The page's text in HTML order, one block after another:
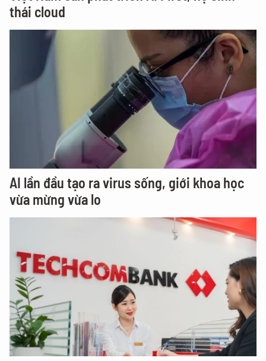
thái cloud
AI lần đầu tạo ra virus sống, giới khoa học
vừa mừng vừa lo